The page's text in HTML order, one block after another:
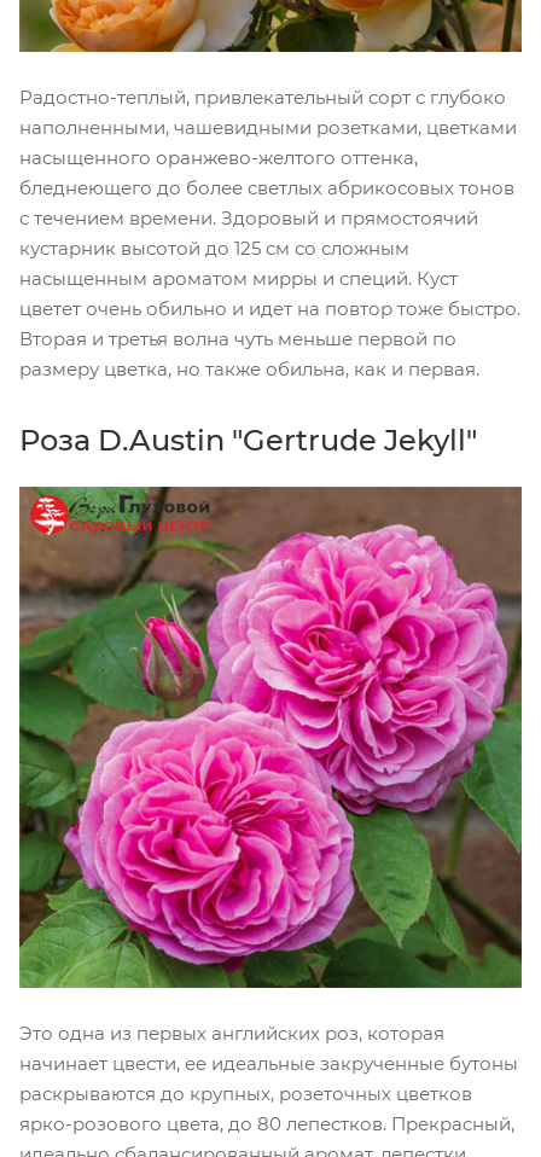
Радостно-теплый, привлекательный сорт с глубоко
наполненными, чашевидными розетками, цветками
насыщенного оранжево-желтого оттенка,
бледнеющего до более светлых абрикосовых тонов
с течением времени. Здоровый и прямостоячий
кустарник высотой до 125 см со сложным
насыщенным ароматом мирры и специй. Куст
цветет очень обильно и идет на повтор тоже быстро.
Вторая и третья волна чуть меньше первой по
размеру цветка, но также обильна, как и первая.
Роза D.Austin "Gertrude Jekyll"
Это одна из первых английских роз, которая
начинает цвести, ее идеальные закрученные бутоны
раскрываются до крупных, розеточных цветков
ярко-розового цвета, до 80 лепестков. Прекрасный,